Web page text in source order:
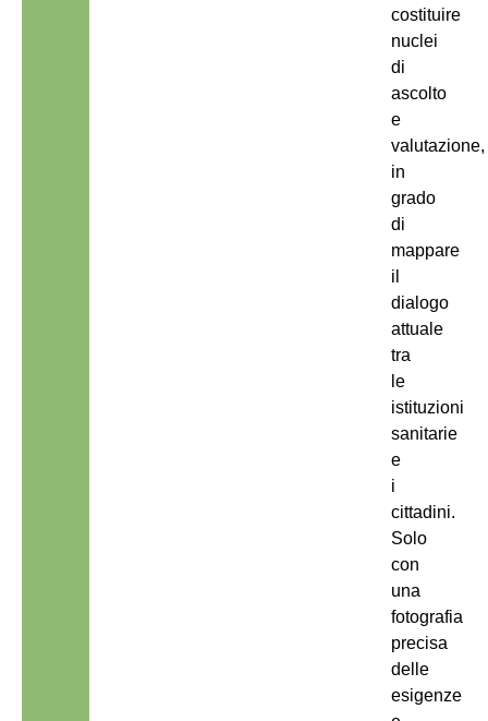
costituire
nuclei
di
ascolto
e
valutazione,
in
grado
di
mappare
il
dialogo
attuale
tra
le
istituzioni
sanitarie
e
i
cittadini.
Solo
con
una
fotografia
precisa
delle
esigenze